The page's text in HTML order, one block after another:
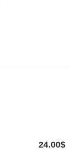
24.00$